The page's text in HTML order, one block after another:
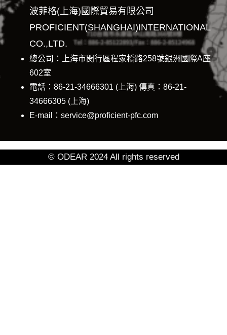
波菲格(上海)國際貿易有限公司
PROFICIENT(SHANGHAI)INTERNATIONAL
CO.,LTD.
總公司：上海市閔行區程家橋路258號銀洲國際A座
602室
電話：86-21-34666301 (上海) 傳真：86-21-
34666305 (上海)
E-mail：service@proficient-pfc.com
© ODEAR 2024 All rights reserved